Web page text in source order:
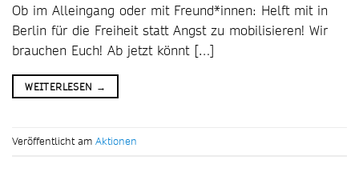
Ob im Alleingang oder mit Freund*innen: Helft mit in
Berlin für die Freiheit statt Angst zu mobilisieren! Wir
brauchen Euch! Ab jetzt könnt […]
WEITERLESEN →
Veröffentlicht am Aktionen